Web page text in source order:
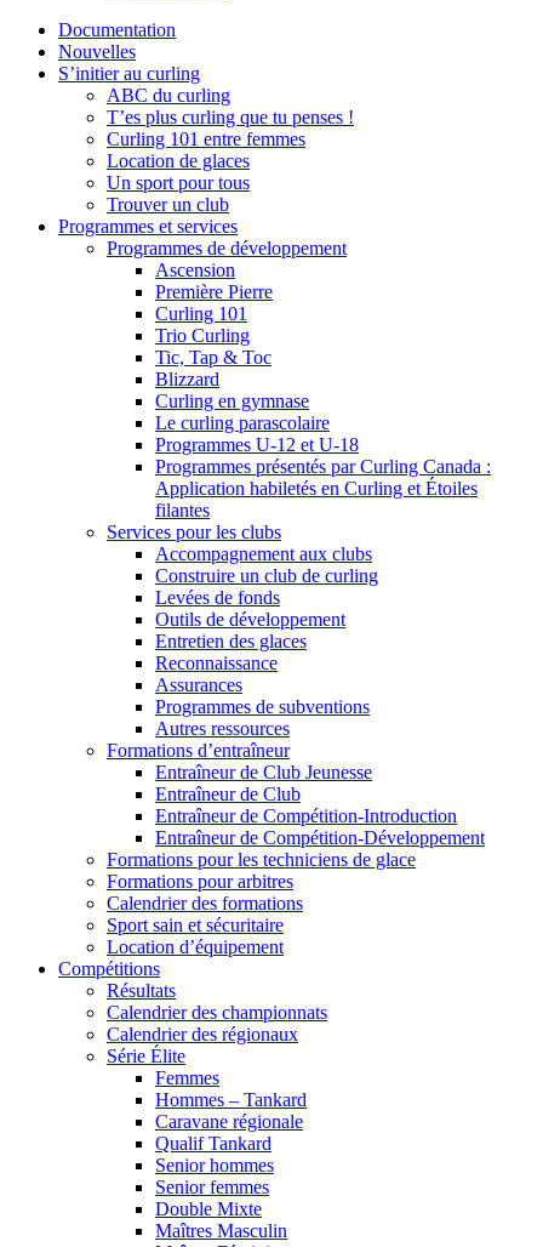
Documentation
Nouvelles
S’initier au curling
ABC du curling
T’es plus curling que tu penses !
Curling 101 entre femmes
Location de glaces
Un sport pour tous
Trouver un club
Programmes et services
Programmes de développement
Ascension
Première Pierre
Curling 101
Trio Curling
Tic, Tap & Toc
Blizzard
Curling en gymnase
Le curling parascolaire
Programmes U-12 et U-18
Programmes présentés par Curling Canada :
Application habiletés en Curling et Étoiles
filantes
Services pour les clubs
Accompagnement aux clubs
Construire un club de curling
Levées de fonds
Outils de développement
Entretien des glaces
Reconnaissance
Assurances
Programmes de subventions
Autres ressources
Formations d’entraîneur
Entraîneur de Club Jeunesse
Entraîneur de Club
Entraîneur de Compétition-Introduction
Entraîneur de Compétition-Développement
Formations pour les techniciens de glace
Formations pour arbitres
Calendrier des formations
Sport sain et sécuritaire
Location d’équipement
Compétitions
Résultats
Calendrier des championnats
Calendrier des régionaux
Série Élite
Femmes
Hommes – Tankard
Caravane régionale
Qualif Tankard
Senior hommes
Senior femmes
Double Mixte
Maîtres Masculin